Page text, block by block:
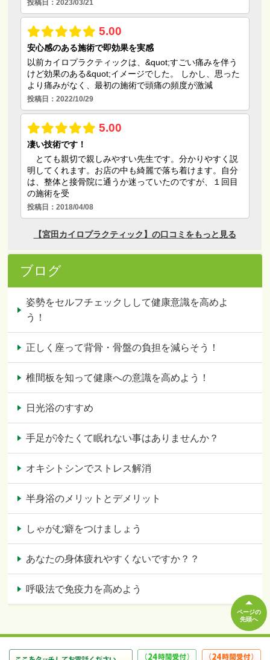
ブログ
姿勢をセルフチェックしして健康意識を高めよ
う！
正しく座って背骨・骨盤の負担を減らそう！
椎間板を知って健康への意識を高めよう！
日光浴のすすめ
手足が冷たくて眠れない事はありませんか？
オキシトシンでストレス解消
半身浴のメリットとデメリット
しゃがむ癖をつけましょう
あなたの身体疲れやすくないですか？？
呼吸法で免疫力を高めよう
ページの
先頭へ